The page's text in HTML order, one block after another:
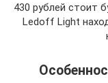
430 рублей стоит
Ledoff Light